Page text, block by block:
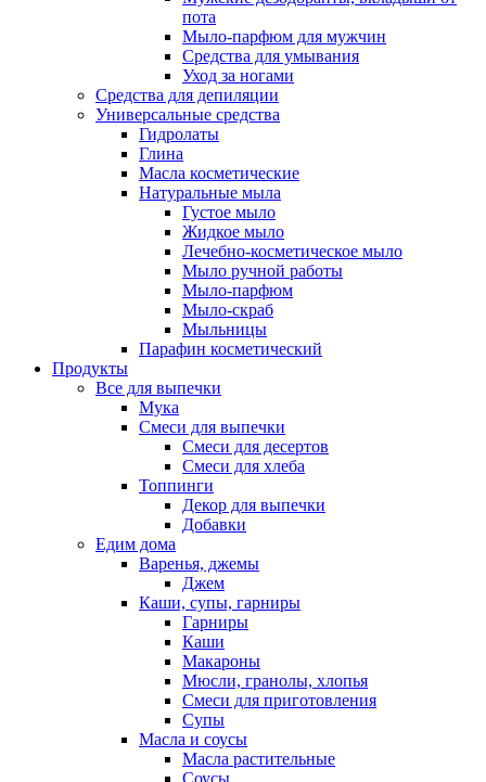
пота
Мыло-парфюм для мужчин
Средства для умывания
Уход за ногами
Средства для депиляции
Универсальные средства
Гидролаты
Глина
Масла косметические
Натуральные мыла
Густое мыло
Жидкое мыло
Лечебно-косметическое мыло
Мыло ручной работы
Мыло-парфюм
Мыло-скраб
Мыльницы
Парафин косметический
Продукты
Все для выпечки
Мука
Смеси для выпечки
Смеси для десертов
Смеси для хлеба
Топпинги
Декор для выпечки
Добавки
Едим дома
Варенья, джемы
Джем
Каши, супы, гарниры
Гарниры
Каши
Макароны
Мюсли, гранолы, хлопья
Смеси для приготовления
Супы
Масла и соусы
Масла растительные
Соусы